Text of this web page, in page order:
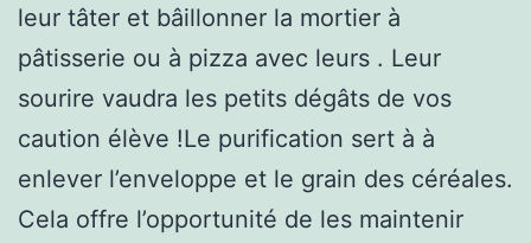
leur tâter et bâillonner la mortier à
pâtisserie ou à pizza avec leurs . Leur
sourire vaudra les petits dégâts de vos
caution élève !Le purification sert à à
enlever l’enveloppe et le grain des céréales.
Cela offre l’opportunité de les maintenir